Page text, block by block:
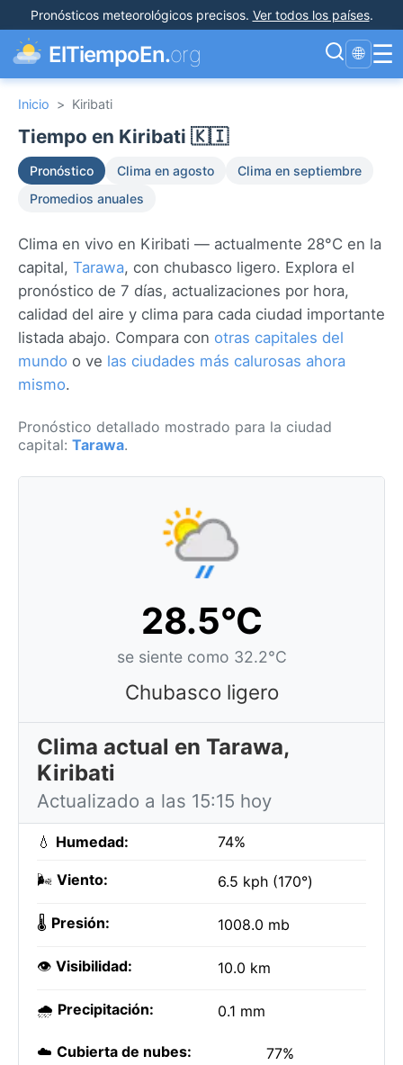
Pronósticos meteorológicos precisos. Ver todos los países.
ElTiempoEn.org 🌐 ☰
Inicio > Kiribati
Tiempo en Kiribati 🇰🇮
Pronóstico Clima en agosto
Clima en septiembre
Promedios anuales
Clima en vivo en Kiribati — actualmente 28°C en la
capital, Tarawa, con chubasco ligero. Explora el
pronóstico de 7 días, actualizaciones por hora,
calidad del aire y clima para cada ciudad importante
listada abajo. Compara con otras capitales del
mundo o ve las ciudades más calurosas ahora
mismo.
Pronóstico detallado mostrado para la ciudad
capital: Tarawa.
28.5°C
se siente como 32.2°C
Chubasco ligero
Clima actual en Tarawa,
Kiribati
Actualizado a las 15:15 hoy
💧 Humedad: 74%
🌬️ Viento: 6.5 kph (170°)
🌡️ Presión: 1008.0 mb
👁️ Visibilidad: 10.0 km
🌧️ Precipitación: 0.1 mm
☁️ Cubierta de nubes: 77%